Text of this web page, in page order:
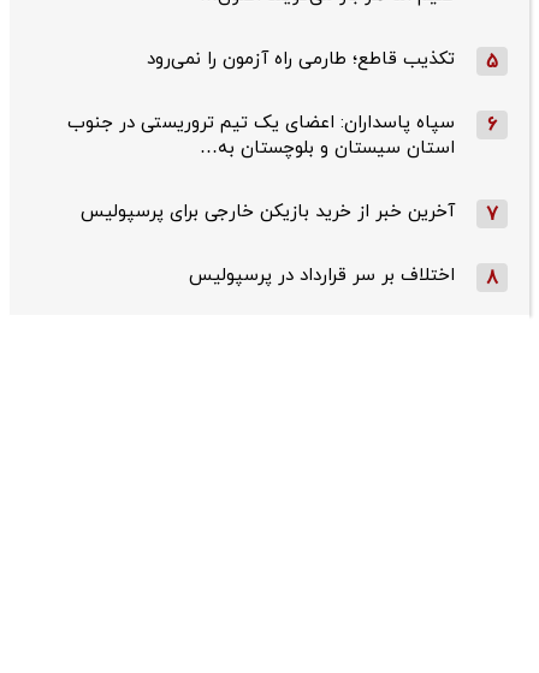
5 تکذیب قاطع؛‌ طارمی راه آزمون را نمی‌رود
6
سپاه پاسداران: اعضای یک تیم تروریستی در جنوب
استان سیستان و بلوچستان به…
7 آخرین خبر از خرید بازیکن خارجی برای پرسپولیس
8 اختلاف بر سر قرارداد در پرسپولیس